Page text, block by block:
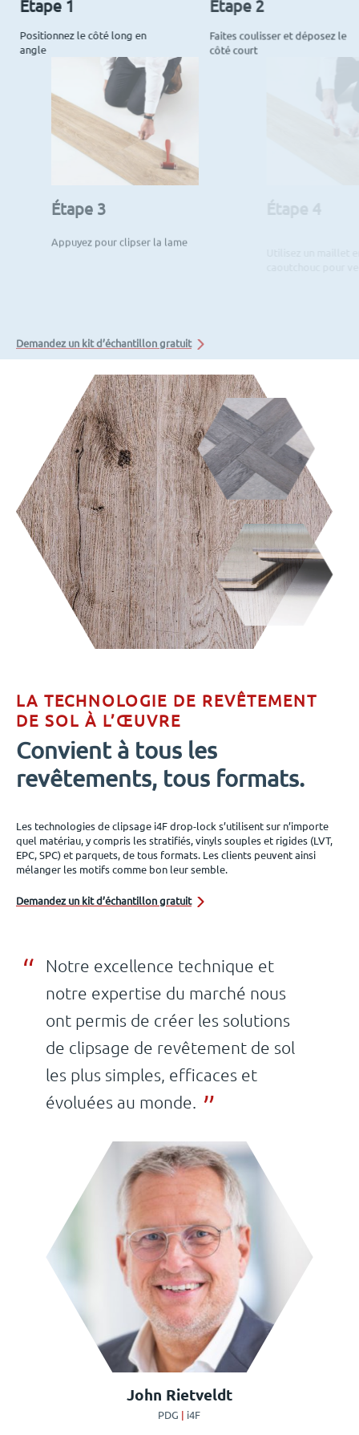
Étape 1
Positionnez le côté long en
angle
Étape 2
Faites coulisser et déposez le
côté court
Étape 3
Appuyez pour clipser la lame
LA TECHNOLOGIE DE REVÊTEMENT
DE SOL À L’ŒUVRE
Convient à tous les
revêtements, tous formats.
Les technologies de clipsage i4F drop-lock s’utilisent sur n’importe
quel matériau, y compris les stratifiés, vinyls souples et rigides (LVT,
EPC, SPC) et parquets, de tous formats. Les clients peuvent ainsi
mélanger les motifs comme bon leur semble.
Demandez un kit d’échantillon gratuit
Notre excellence technique et
notre expertise du marché nous
ont permis de créer les solutions
de clipsage de revêtement de sol
les plus simples, efficaces et
évoluées au monde.
John Rietveldt
PDG | i4F